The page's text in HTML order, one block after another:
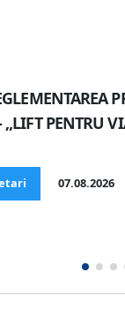
PENTRU
07.08.2026